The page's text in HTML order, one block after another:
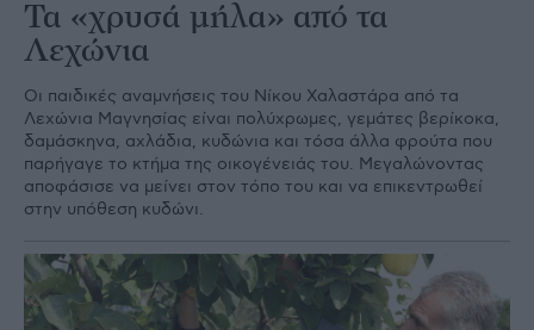
Τα «χρυσά µήλα» από τα
Λεχώνια
Οι παιδικές αναµνήσεις του Νίκου Χαλαστάρα από τα
Λεχώνια Μαγνησίας είναι πολύχρωµες, γεµάτες βερίκοκα,
δαµάσκηνα, αχλάδια, κυδώνια και τόσα άλλα φρούτα που
παρήγαγε το κτήµα της οικογένειάς του. Μεγαλώνοντας
αποφάσισε να µείνει στον τόπο του και να επικεντρωθεί
στην υπόθεση κυδώνι.